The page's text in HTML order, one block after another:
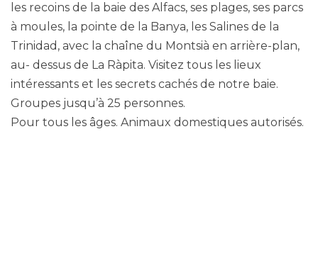
les recoins de la baie des Alfacs, ses plages, ses parcs
à moules, la pointe de la Banya, les Salines de la
Trinidad, avec la chaîne du Montsià en arrière-plan,
au- dessus de La Ràpita. Visitez tous les lieux
intéressants et les secrets cachés de notre baie.
Groupes jusqu’à 25 personnes.
Pour tous les âges. Animaux domestiques autorisés.